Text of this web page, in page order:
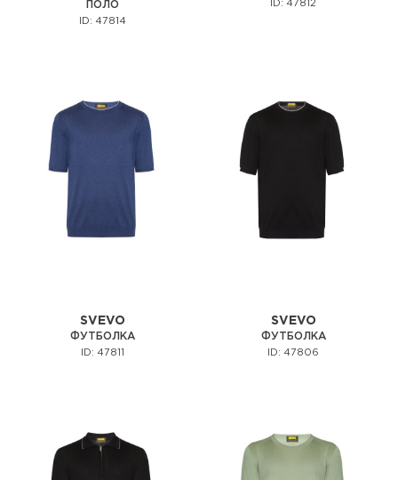
ПОЛО
ID: 47814
ID: 47812
SVEVO
ФУТБОЛКА
ID: 47811
SVEVO
ФУТБОЛКА
ID: 47806